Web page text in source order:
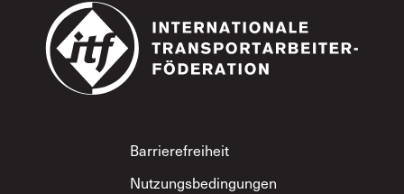
Footer
Barrierefreiheit
Nutzungsbedingungen